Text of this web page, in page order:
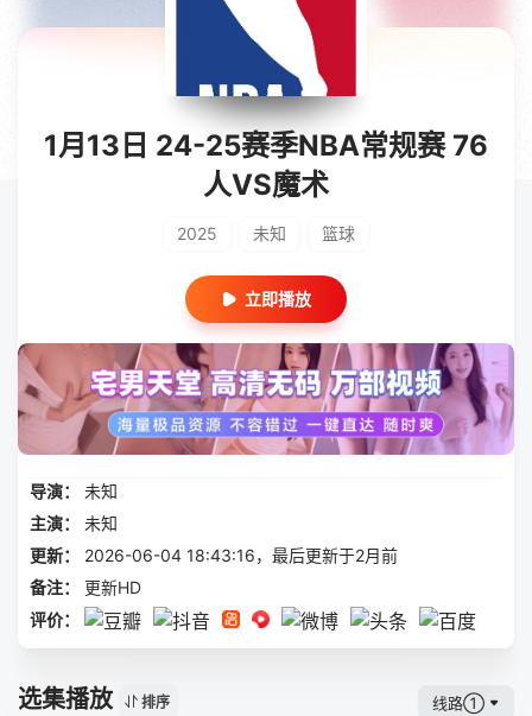
1月13日 24-25赛季NBA常规赛 76
人VS魔术
2025 未知 篮球
立即播放
导演：
未知
主演：
未知
更新：
2026-06-04 18:43:16，最后更新于2月前
备注：
更新HD
评价：
选集播放 排序 线路①